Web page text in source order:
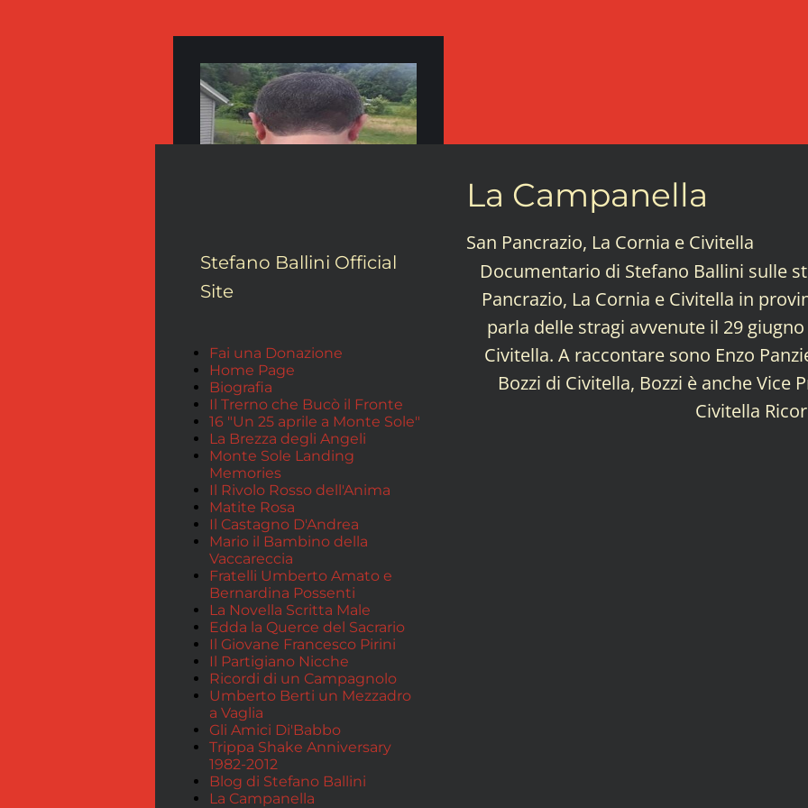
La Campanella
San Pancrazio, La Cornia e Civitella
Stefano Ballini Official
Site
Documentario di Stefano Ballini sulle
Pancrazio, La Cornia e Civitella in
parla delle stragi avvenute il 29
Civitella. A raccontare sono Enzo
Bozzi di Civitella, Bozzi è anche Vice
Civitella
Fai una Donazione
Home Page
Biografia
Il Trerno che Bucò il Fronte
16 "Un 25 aprile a Monte Sole"
La Brezza degli Angeli
Monte Sole Landing
Memories
Il Rivolo Rosso dell'Anima
Matite Rosa
Il Castagno D'Andrea
Mario il Bambino della
Vaccareccia
Fratelli Umberto Amato e
Bernardina Possenti
La Novella Scritta Male
Edda la Querce del Sacrario
Il Giovane Francesco Pirini
Il Partigiano Nicche
Ricordi di un Campagnolo
Umberto Berti un Mezzadro
a Vaglia
Gli Amici Di'Babbo
Trippa Shake Anniversary
1982-2012
Blog di Stefano Ballini
La Campanella